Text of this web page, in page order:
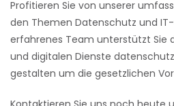
Profitieren Sie von unserer
den Themen Datenschutz und
erfahrenes Team unterstützt Sie
und digitalen Dienste
gestalten um die gesetzlichen